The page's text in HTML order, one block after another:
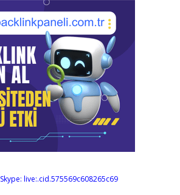
Skype: live:.cid.575569c608265c69